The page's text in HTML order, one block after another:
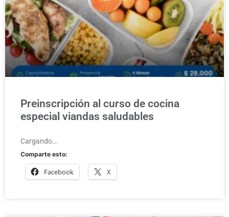
Preinscripción al curso de cocina
especial viandas saludables
Cargando…
Comparte esto:
Facebook X